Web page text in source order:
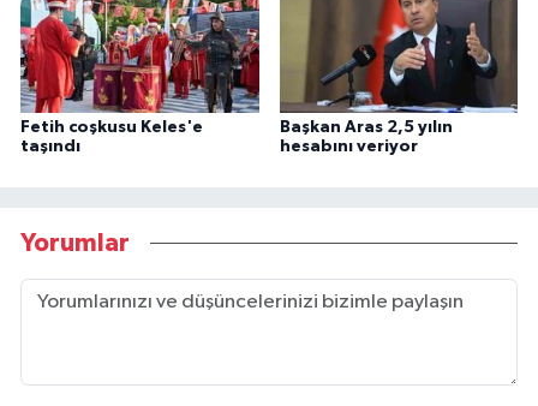
Fetih coşkusu Keles'e
taşındı
Başkan Aras 2,5 yılın
hesabını veriyor
Yorumlar